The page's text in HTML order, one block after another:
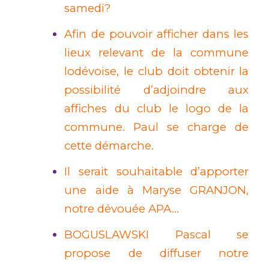
samedi?
Afin de pouvoir afficher dans les
lieux relevant de la commune
lodévoise, le club doit obtenir la
possibilité d’adjoindre aux
affiches du club le logo de la
commune. Paul se charge de
cette démarche.
Il serait souhaitable d’apporter
une aide à Maryse GRANJON,
notre dévouée APA…
BOGUSLAWSKI Pascal se
propose de diffuser notre